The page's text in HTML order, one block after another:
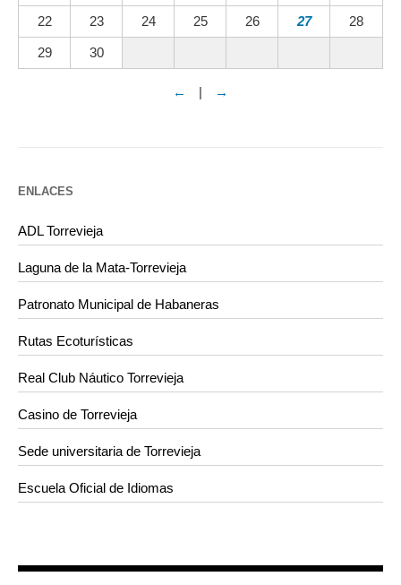
22 23 24 25 26 27 28
29 30
← →
ENLACES
ADL Torrevieja
Laguna de la Mata-Torrevieja
Patronato Municipal de Habaneras
Rutas Ecoturísticas
Real Club Náutico Torrevieja
Casino de Torrevieja
Sede universitaria de Torrevieja
Escuela Oficial de Idiomas